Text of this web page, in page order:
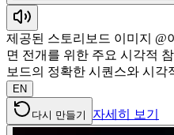
제공된 스토리보드 이미지 @
면 전개를 위한 주요 시각적
보드의 정확한 시퀀스와 시
EN
다시 만들기 자세히 보기